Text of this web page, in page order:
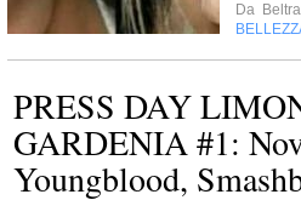
Da
PRESS DAY
GARDENIA #1:
Youngblood,